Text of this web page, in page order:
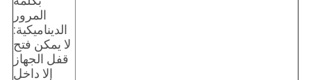
المرور
الديناميكية:
لا يمكن فتح
قفل الجهاز
إلا داخل